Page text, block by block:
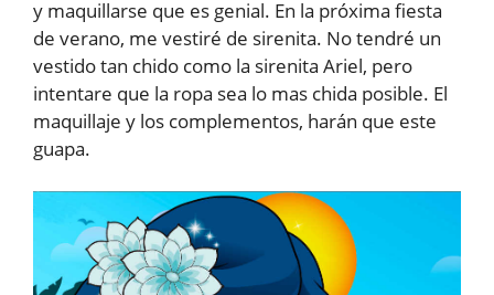
y maquillarse que es genial. En la próxima fiesta
de verano, me vestiré de sirenita. No tendré un
vestido tan chido como la sirenita Ariel, pero
intentare que la ropa sea lo mas chida posible. El
maquillaje y los complementos, harán que este
guapa.